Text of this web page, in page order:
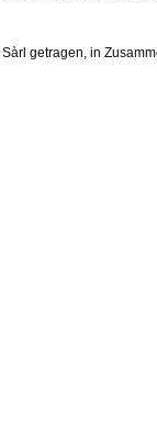
getragen, in